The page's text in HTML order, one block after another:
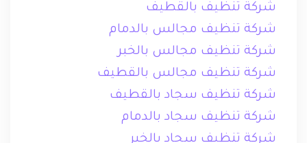
شركة تنظيف بالقطيف
شركة تنظيف مجالس بالدمام
شركة تنظيف مجالس بالخبر
شركة تنظيف مجالس بالقطيف
شركة تنظيف سجاد بالقطيف
شركة تنظيف سجاد بالدمام
شركة تنظيف سجاد بالخبر